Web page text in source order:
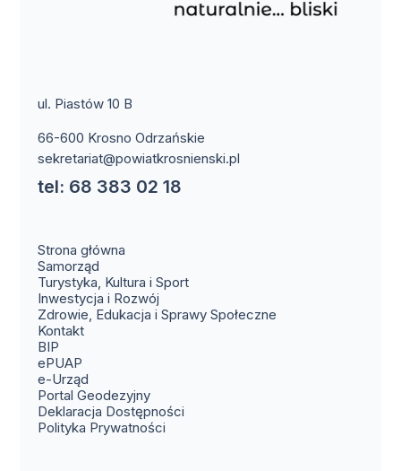
ul. Piastów 10 B
66-600 Krosno Odrzańskie
sekretariat@powiatkrosnienski.pl
tel: 68 383 02 18
Strona główna
Samorząd
Turystyka, Kultura i Sport
Inwestycja i Rozwój
Zdrowie, Edukacja i Sprawy Społeczne
Kontakt(otwiera się w nowym oknie)
BIP
ePUAP
e-Urząd
Portal Geodezyjny(otwiera się w nowym oknie)
Deklaracja Dostępności
Polityka Prywatności